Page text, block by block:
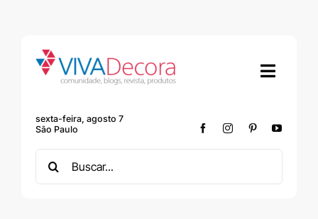
content
sexta-feira, agosto 7
São Paulo
Search
for: